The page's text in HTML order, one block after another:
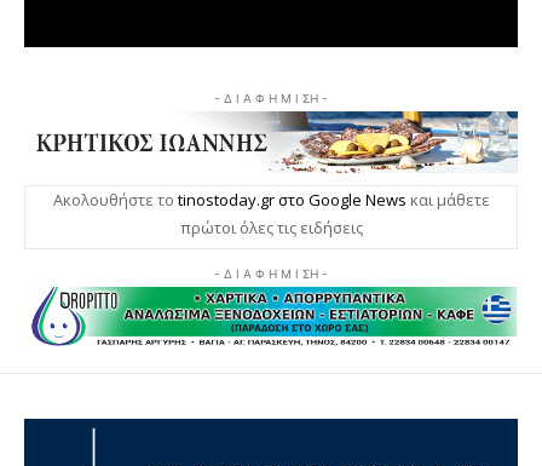
- Δ Ι Α Φ Η Μ Ι ΣΗ -
Ακολουθήστε το tinostoday.gr στο Google News και μάθετε
πρώτοι όλες τις ειδήσεις
- Δ Ι Α Φ Η Μ Ι ΣΗ -